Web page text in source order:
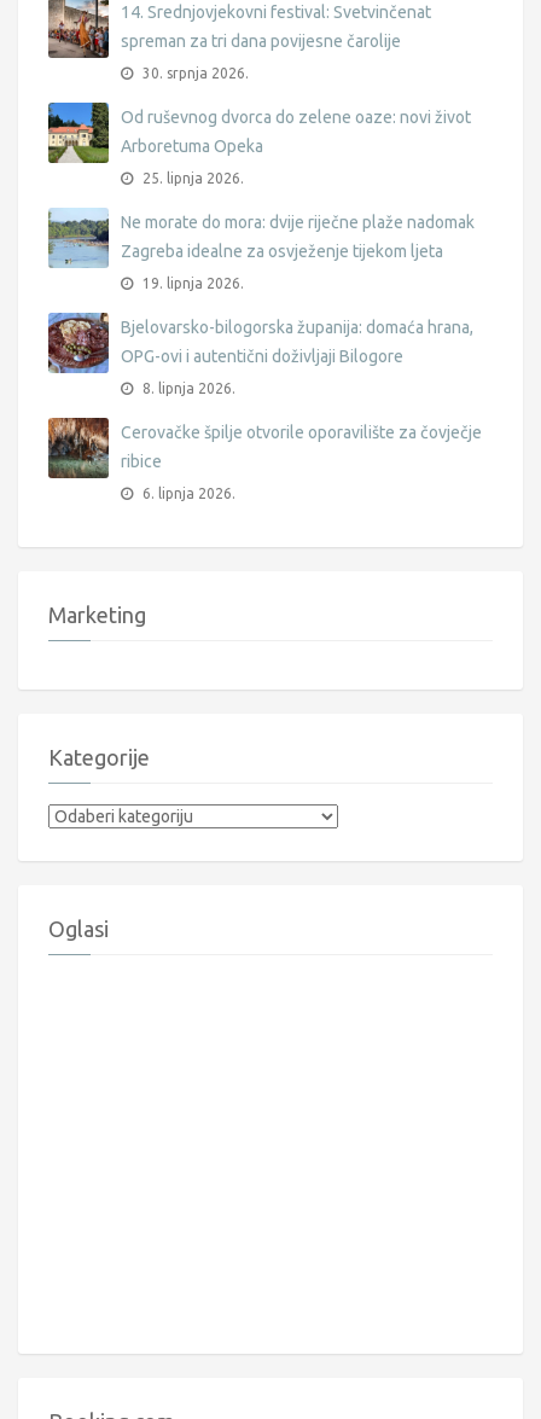
14. Srednjovjekovni festival: Svetvinčenat
spreman za tri dana povijesne čarolije
30. srpnja 2026.
Od ruševnog dvorca do zelene oaze: novi život
Arboretuma Opeka
25. lipnja 2026.
Ne morate do mora: dvije riječne plaže nadomak
Zagreba idealne za osvježenje tijekom ljeta
19. lipnja 2026.
Bjelovarsko-bilogorska županija: domaća hrana,
OPG-ovi i autentični doživljaji Bilogore
8. lipnja 2026.
Cerovačke špilje otvorile oporavilište za čovječje
ribice
6. lipnja 2026.
Marketing
Kategorije
Kategorije
Oglasi